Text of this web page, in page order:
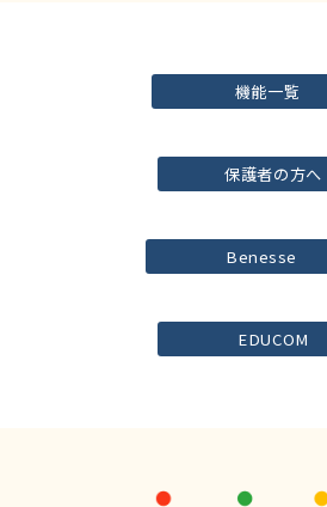
機能一覧
保護者の方へ
Benesse
EDUCOM